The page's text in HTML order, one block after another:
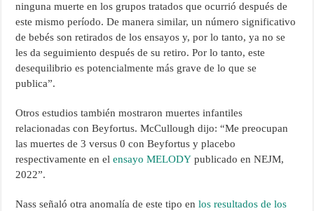
ninguna muerte en los grupos tratados que ocurrió después de
este mismo período. De manera similar, un número significativo
de bebés son retirados de los ensayos y, por lo tanto, ya no se
les da seguimiento después de su retiro. Por lo tanto, este
desequilibrio es potencialmente más grave de lo que se
publica”.
Otros estudios también mostraron muertes infantiles
relacionadas con Beyfortus. McCullough dijo: “Me preocupan
las muertes de 3 versus 0 con Beyfortus y placebo
respectivamente en elensayo MELODY publicado en NEJM,
2022”.
Nass señaló otra anomalía de este tipo enlos resultados de los